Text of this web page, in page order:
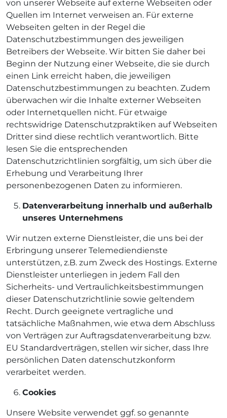
von unserer Webseite auf externe Webseiten oder
Quellen im Internet verweisen an. Für externe
Webseiten gelten in der Regel die
Datenschutzbestimmungen des jeweiligen
Betreibers der Webseite. Wir bitten Sie daher bei
Beginn der Nutzung einer Webseite, die sie durch
einen Link erreicht haben, die jeweiligen
Datenschutzbestimmungen zu beachten. Zudem
überwachen wir die Inhalte externer Webseiten
oder Internetquellen nicht. Für etwaige
rechtswidrige Datenschutzpraktiken auf Webseiten
Dritter sind diese rechtlich verantwortlich. Bitte
lesen Sie die entsprechenden
Datenschutzrichtlinien sorgfältig, um sich über die
Erhebung und Verarbeitung Ihrer
personenbezogenen Daten zu informieren.
Datenverarbeitung innerhalb und außerhalb
unseres Unternehmens
Wir nutzen externe Dienstleister, die uns bei der
Erbringung unserer Telemediendienste
unterstützen, z.B. zum Zweck des Hostings. Externe
Dienstleister unterliegen in jedem Fall den
Sicherheits- und Vertraulichkeitsbestimmungen
dieser Datenschutzrichtlinie sowie geltendem
Recht. Durch geeignete vertragliche und
tatsächliche Maßnahmen, wie etwa dem Abschluss
von Verträgen zur Auftragsdatenverarbeitung bzw.
EU Standardverträgen, stellen wir sicher, dass Ihre
persönlichen Daten datenschutzkonform
verarbeitet werden.
Cookies
Unsere Website verwendet ggf. so genannte